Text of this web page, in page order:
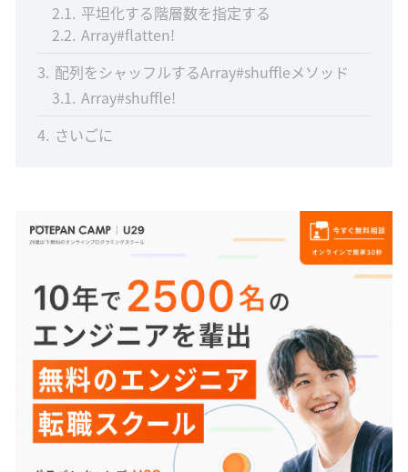
2.1 平坦化する階層数を指定する
2.2 Array#flatten!
3 配列をシャッフルするArray#shuffleメソッド
3.1 Array#shuffle!
4 さいごに